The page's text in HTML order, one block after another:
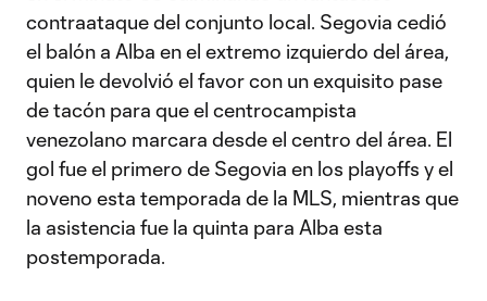
contraataque del conjunto local. Segovia cedió
el balón a Alba en el extremo izquierdo del área,
quien le devolvió el favor con un exquisito pase
de tacón para que el centrocampista
venezolano marcara desde el centro del área. El
gol fue el primero de Segovia en los playoffs y el
noveno esta temporada de la MLS, mientras que
la asistencia fue la quinta para Alba esta
postemporada.